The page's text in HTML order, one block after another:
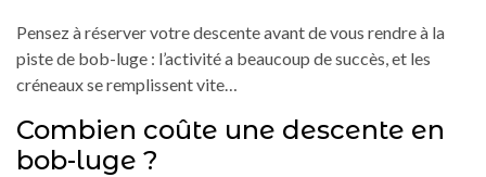
Pensez à réserver votre descente avant de vous rendre à la
piste de bob-luge : l’activité a beaucoup de succès, et les
créneaux se remplissent vite…
Combien coûte une descente en
bob-luge ?